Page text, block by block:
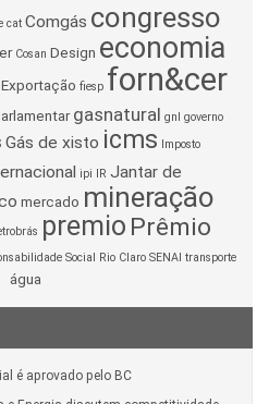
cat Comgás congresso
Cosan Design economia
Exportação fiesp forn&cer
gasnatural gnl governo
Gás de xisto icms Imposto
ipi IR Jantar de
mercado mineração
premio Prêmio
Social Rio Claro SENAI transporte
água
é aprovado pelo BC